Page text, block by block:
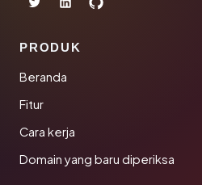
PRODUK
Beranda
Fitur
Cara kerja
Domain yang baru diperiksa